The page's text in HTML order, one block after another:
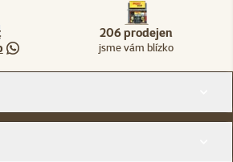
206 prodejen
jsme vám blízko